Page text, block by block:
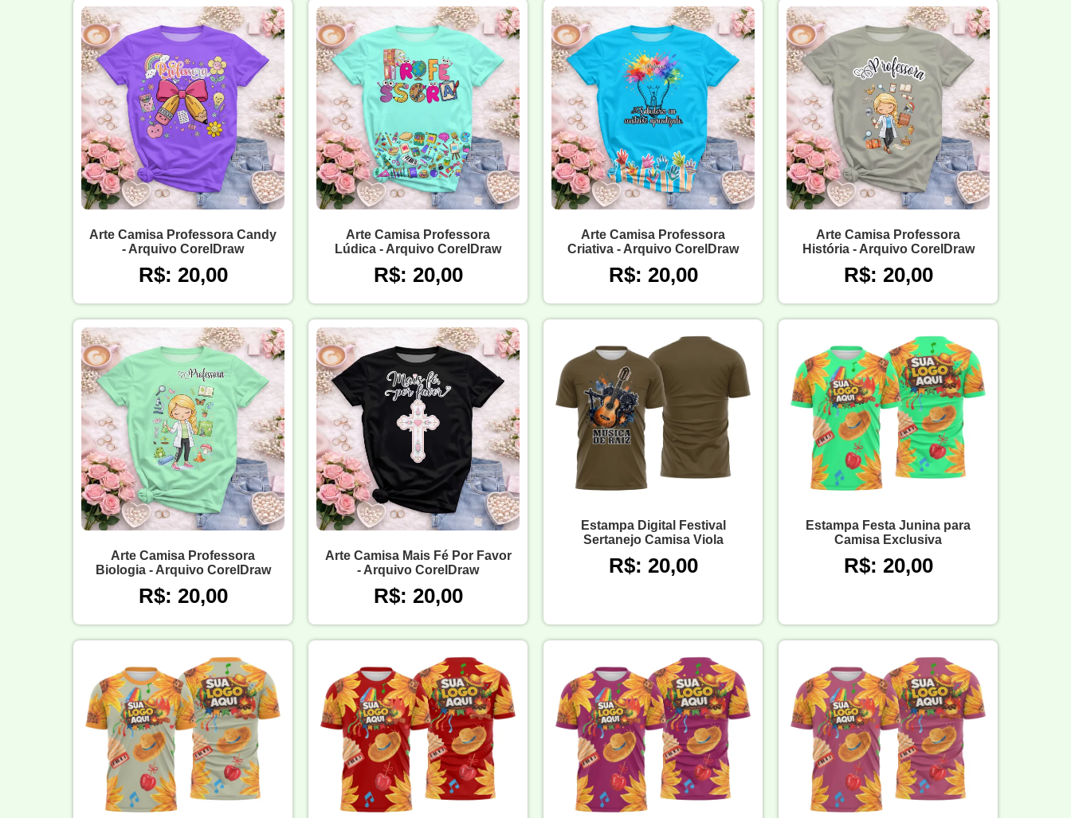
Arte Camisa Professora Candy
- Arquivo CorelDraw
R$: 20,00
Arte Camisa Professora
Lúdica - Arquivo CorelDraw
R$: 20,00
Arte Camisa Professora
Criativa - Arquivo CorelDraw
R$: 20,00
Arte Camisa Professora
História - Arquivo CorelDraw
R$: 20,00
Arte Camisa Professora
Biologia - Arquivo CorelDraw
R$: 20,00
Arte Camisa Mais Fé Por Favor
- Arquivo CorelDraw
R$: 20,00
Estampa Digital Festival
Sertanejo Camisa Viola
R$: 20,00
Estampa Festa Junina para
Camisa Exclusiva
R$: 20,00